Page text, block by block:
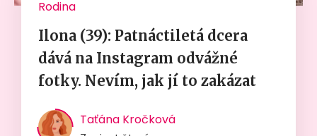
Rodina
Ilona (39): Patnáctiletá dcera
dává na Instagram odvážné
fotky. Nevím, jak jí to zakázat
Taťána Kročková